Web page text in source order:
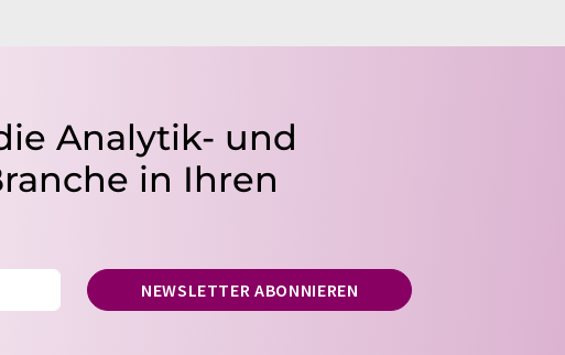
Analytik- und
in Ihren
NEWSLETTER ABONNIEREN